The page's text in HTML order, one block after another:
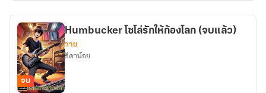
แล้ว)
จบ
Humbucker โซโล่รักให้ก้องโลก (จบแล้ว)
วาย
ธิดาน้อย